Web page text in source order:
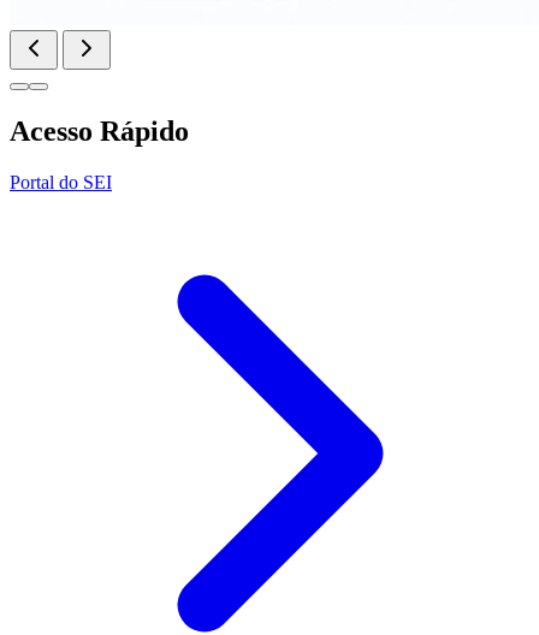
Acesso Rápido
Portal do SEI